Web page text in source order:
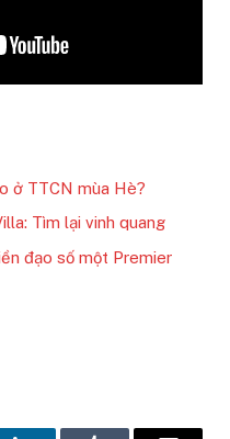
ở TTCN mùa Hè?
Tìm lại vinh quang
đạo số một Premier